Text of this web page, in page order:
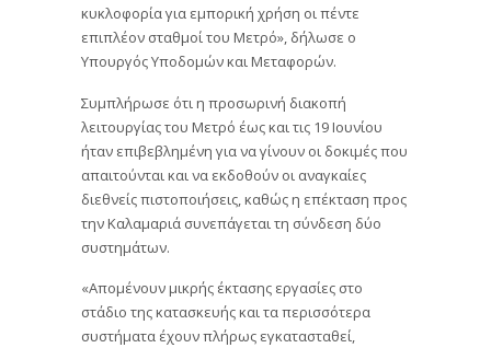
κυκλοφορία για εμπορική χρήση οι πέντε
επιπλέον σταθμοί του Μετρό», δήλωσε ο
Υπουργός Υποδομών και Μεταφορών.
Συμπλήρωσε ότι η προσωρινή διακοπή
λειτουργίας του Μετρό έως και τις 19 Ιουνίου
ήταν επιβεβλημένη για να γίνουν οι δοκιμές που
απαιτούνται και να εκδοθούν οι αναγκαίες
διεθνείς πιστοποιήσεις, καθώς η επέκταση προς
την Καλαμαριά συνεπάγεται τη σύνδεση δύο
συστημάτων.
«Απομένουν μικρής έκτασης εργασίες στο
στάδιο της κατασκευής και τα περισσότερα
συστήματα έχουν πλήρως εγκατασταθεί,